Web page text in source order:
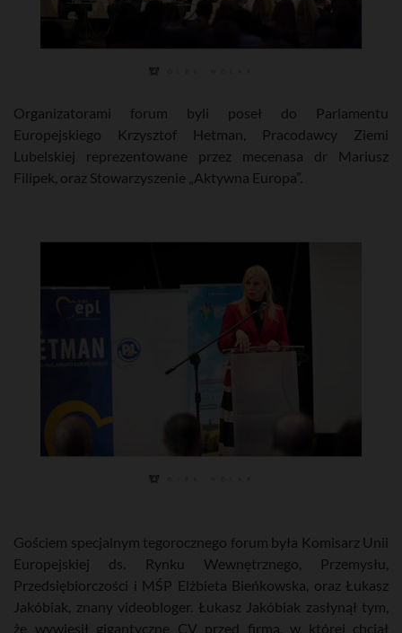
Organizatorami forum byli poseł do Parlamentu
Europejskiego Krzysztof Hetman, Pracodawcy Ziemi
Lubelskiej reprezentowane przez mecenasa dr Mariusz
Filipek, oraz Stowarzyszenie „Aktywna Europa”.
Gościem specjalnym tegorocznego forum była Komisarz Unii
Europejskiej ds. Rynku Wewnętrznego, Przemysłu,
Przedsiębiorczości i MŚP Elżbieta Bieńkowska, oraz Łukasz
Jakóbiak, znany videobloger. Łukasz Jakóbiak zasłynął tym,
że wywiesił gigantyczne CV przed firmą, w której chciał